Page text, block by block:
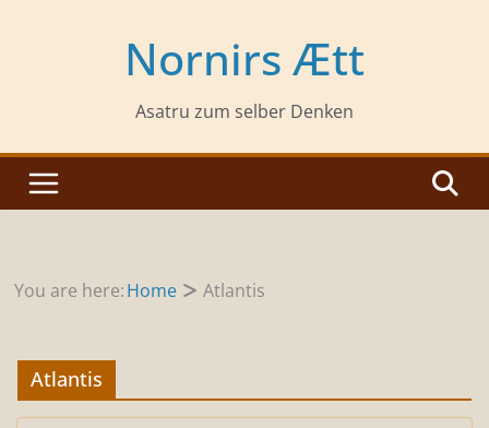
Nornirs Ætt
Asatru zum selber Denken
You are here:Home Atlantis
Atlantis